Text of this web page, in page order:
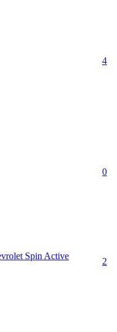
4
0
Spin Active
2